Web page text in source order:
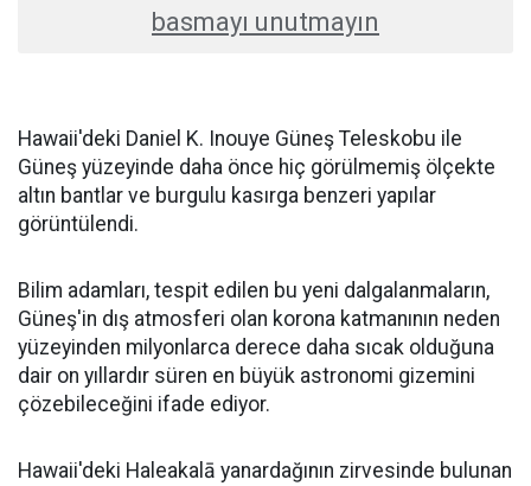
basmayı unutmayın
Hawaii'deki Daniel K. Inouye Güneş Teleskobu ile
Güneş yüzeyinde daha önce hiç görülmemiş ölçekte
altın bantlar ve burgulu kasırga benzeri yapılar
görüntülendi.
Bilim adamları, tespit edilen bu yeni dalgalanmaların,
Güneş'in dış atmosferi olan korona katmanının neden
yüzeyinden milyonlarca derece daha sıcak olduğuna
dair on yıllardır süren en büyük astronomi gizemini
çözebileceğini ifade ediyor.
Hawaii'deki Haleakalā yanardağının zirvesinde bulunan